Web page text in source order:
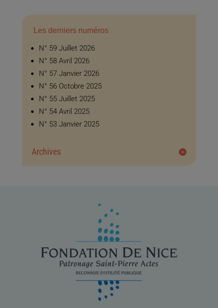
Les derniers numéros
N° 59 Juillet 2026
N° 58 Avril 2026
N° 57 Janvier 2026
N° 56 Octobre 2025
N° 55 Juillet 2025
N° 54 Avril 2025
N° 53 Janvier 2025
Archives